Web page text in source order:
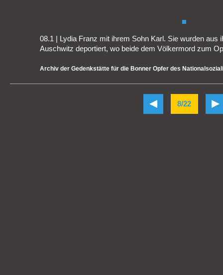
08.1 | Lydia Franz mit ihrem Sohn Karl. Sie wurden aus
Auschwitz deportiert, wo beide dem Völkermord zum
Archiv der Gedenkstätte für die Bonner Opfer des
8/22